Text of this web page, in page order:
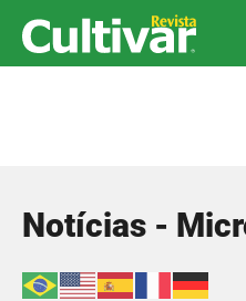
Notícias -